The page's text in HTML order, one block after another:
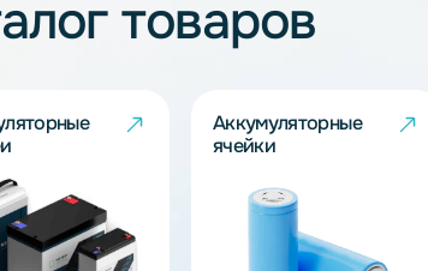
специалисты обязательно подберут